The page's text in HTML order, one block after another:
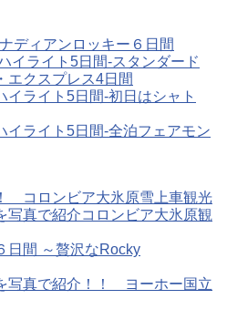
ディアンロッキー６日間
イライト5日間-スタンダード
エクスプレス4日間
イライト5日間-初日はシャト
イライト5日間-全泊フェアモン
コロンビア大氷原雪上車観光
写真で紹介コロンビア大氷原観
日間 ～贅沢なRocky
写真で紹介！！ ヨーホー国立